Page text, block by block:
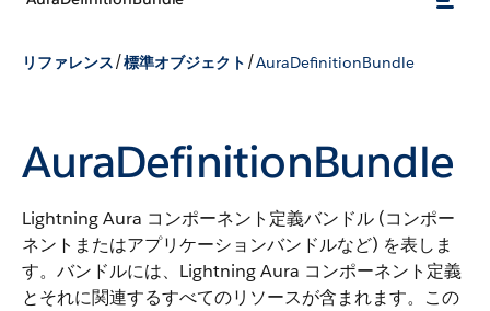
リファレンス/標準オブジェクト /AuraDefinitionBundle
AuraDefinitionBundle
Lightning Aura コンポーネント定義バンドル (コンポー
ネントまたはアプリケーションバンドルなど) を表しま
す。バンドルには、Lightning Aura コンポーネント定義
とそれに関連するすべてのリソースが含まれます。 この